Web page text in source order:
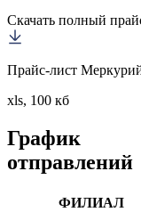
Скачать полный
Прайс-лист
xls, 100 кб
График
отправлений
ФИЛИАЛ